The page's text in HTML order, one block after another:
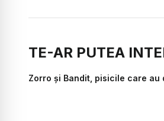
TE-AR PUTEA
Zorro și Bandit, pisicile care